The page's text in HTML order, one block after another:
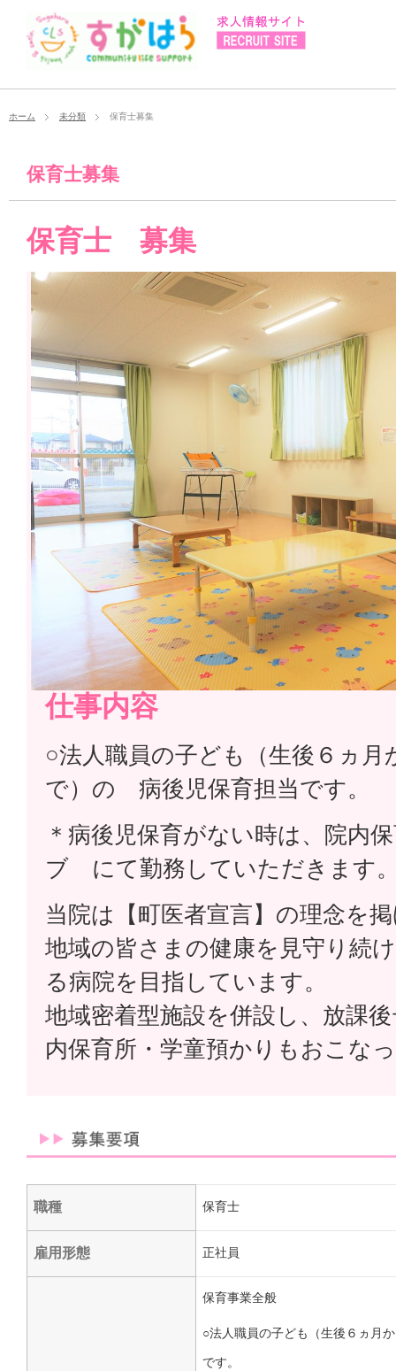
ホーム 未分類 保育士募集
保育士募集
保育士 募集
仕事内容
○法人職員の子ども（生後６ヵ月
で）の 病後児保育担当です。
＊病後児保育がない時は、院内
ブ にて勤務していただきます
当院は【町医者宣言】の理念を
地域の皆さまの健康を見守り続
る病院を目指しています。
地域密着型施設を併設し、放課
内保育所・学童預かりもおこな
職種 保育士
雇用形態 正社員
保育事業全般
○法人職員の子ども（生後６ヵ月
です。